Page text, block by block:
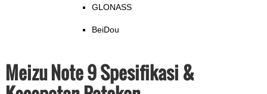
GLONASS
BeiDou
Meizu Note 9 Spesifikasi &